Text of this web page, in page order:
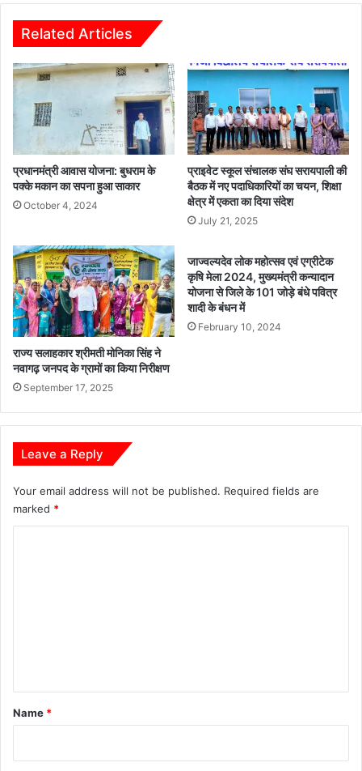
म
हो
त्स
ए
ग्री
टे
क
मे
ला
की
तै
या
रि
यों
की
ग
मी
क्षा
का
र्र
वा
,
त
ले
ते
रि
क्त
त
ह
सी
ल
दा
र
व
र
फ्ता
र
Related Articles
प्रधानमंत्री आवास योजना: बुधराम के
पक्के मकान का सपना हुआ साकार
October 4, 2024
प्राइवेट स्कूल संचालक संघ सरायपाली की
बैठक में नए पदाधिकारियों का चयन, शिक्षा
क्षेत्र में एकता का दिया संदेश
July 21, 2025
राज्य सलाहकार श्रीमती मोनिका सिंह ने
नवागढ़ जनपद के ग्रामों का किया निरीक्षण
September 17, 2025
जाज्वल्यदेव लोक महोत्सव एवं एग्रीटेक
कृषि मेला 2024, मुख्यमंत्री कन्यादान
योजना से जिले के 101 जोड़े बंधे पवित्र
शादी के बंधन में
February 10, 2024
Leave a Reply
Your email address will not be published. Required fields are
marked *
*
Name *